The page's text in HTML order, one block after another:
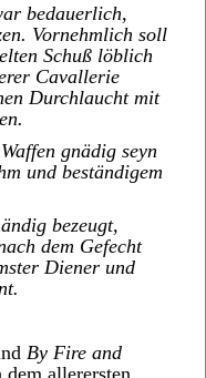
bedauerlich,
Vornehmlich soll
Schuß löblich
Cavallerie
Durchlaucht mit
gnädig seyn
und beständigem
bezeugt,
dem Gefecht
Diener und
By Fire and
allerersten